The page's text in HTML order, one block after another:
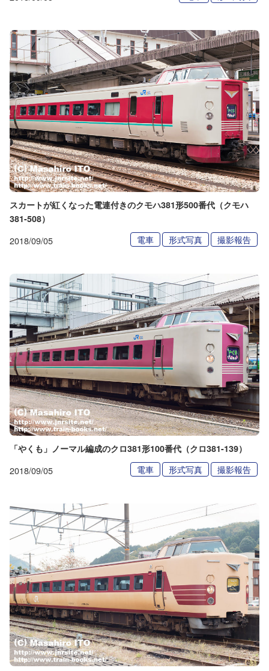
スカートが紅くなった電連付きのクモハ381形500番代（クモハ
381-508）
2018/09/05 電車 形式写真 撮影報告
「やくも」ノーマル編成のクロ381形100番代（クロ381-139）
2018/09/05 電車 形式写真 撮影報告